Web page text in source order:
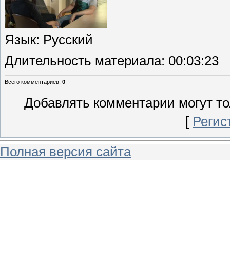
Язык: Русский
Длительность материала: 00:03:23
Всего комментариев: 0
Добавлять комментарии могут
[
Полная версия сайта